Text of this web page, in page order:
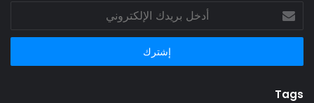
أدخل
بريدك
الإلكتروني
Tags